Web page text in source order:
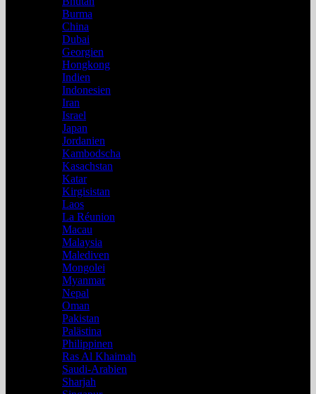
Burma
China
Dubai
Georgien
Hongkong
Indien
Indonesien
Iran
Israel
Japan
Jordanien
Kambodscha
Kasachstan
Katar
Kirgisistan
Laos
La Réunion
Macau
Malaysia
Malediven
Mongolei
Myanmar
Nepal
Oman
Pakistan
Palästina
Philippinen
Ras Al Khaimah
Saudi-Arabien
Sharjah